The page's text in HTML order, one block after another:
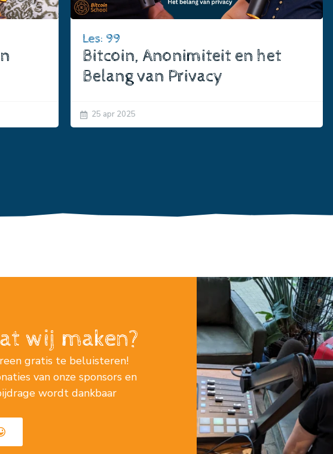
Les: 99
Bitcoin, Anonimiteit en het
Belang van Privacy
25 apr 2025
wij maken?
gratis te beluisteren!
van onze sponsors en
wordt dankbaar